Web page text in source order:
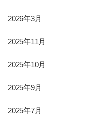
2026年3月
2025年11月
2025年10月
2025年9月
2025年7月